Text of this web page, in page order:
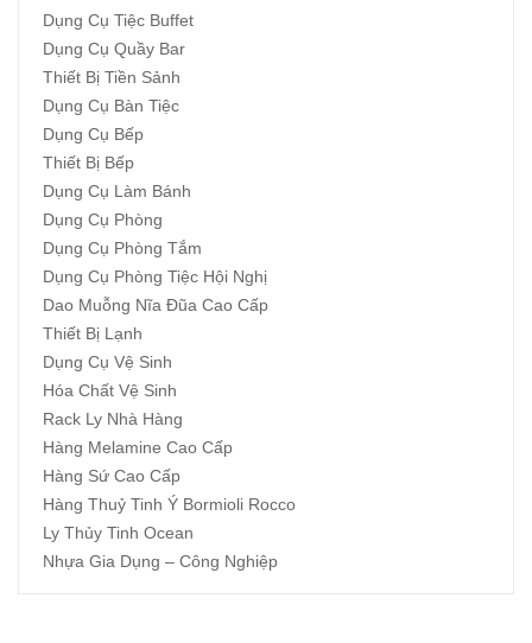
Dụng Cụ Tiệc Buffet
Dụng Cụ Quầy Bar
Thiết Bị Tiền Sảnh
Dụng Cụ Bàn Tiệc
Dụng Cụ Bếp
Thiết Bị Bếp
Dụng Cụ Làm Bánh
Dụng Cụ Phòng
Dụng Cụ Phòng Tắm
Dụng Cụ Phòng Tiệc Hội Nghị
Dao Muỗng Nĩa Đũa Cao Cấp
Thiết Bị Lạnh
Dụng Cụ Vệ Sinh
Hóa Chất Vệ Sinh
Rack Ly Nhà Hàng
Hàng Melamine Cao Cấp
Hàng Sứ Cao Cấp
Hàng Thuỷ Tinh Ý Bormioli Rocco
Ly Thủy Tinh Ocean
Nhựa Gia Dụng – Công Nghiệp